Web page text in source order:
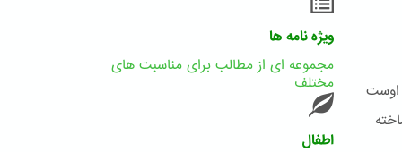
اوست
ویژه نامه ها
مجموعه ای از مطالب برای مناسبت های
مختلف
اطفال